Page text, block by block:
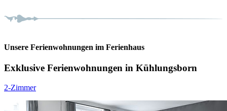
Unsere Ferienwohnungen im Ferienhaus
Exklusive Ferienwohnungen in Kühlungsborn
2-Zimmer